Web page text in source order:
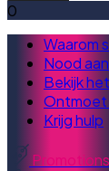
0
Waarom
Nood
Bekijk
Ontmoet
Krijg hulp
Promotions